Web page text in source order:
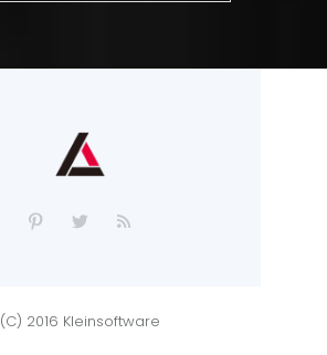
(C) 2016 Kleinsoftware